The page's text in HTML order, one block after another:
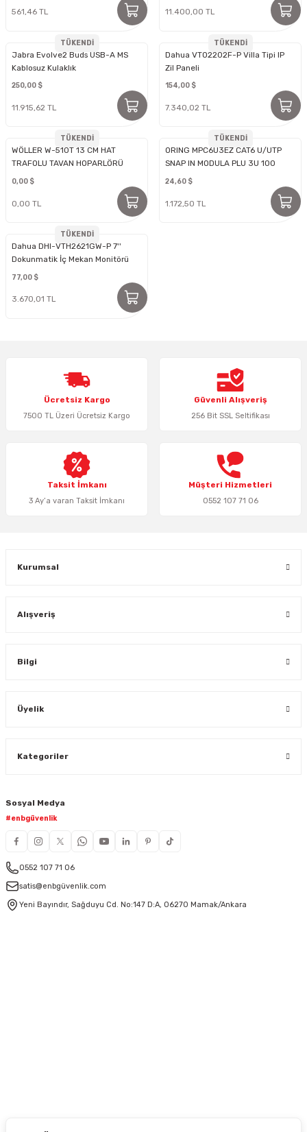
561,46 TL 11.400,00 TL
TÜKENDİ
Jabra Evolve2 Buds USB-A MS
Kablosuz Kulaklık
250,00 $
11.915,62 TL
TÜKENDİ
Dahua VTO2202F-P Villa Tipi IP
Zil Paneli
154,00 $
7.340,02 TL
TÜKENDİ
WÖLLER W-510T 13 CM HAT
TRAFOLU TAVAN HOPARLÖRÜ
0,00 $
0,00 TL
TÜKENDİ
ORING MPC6U3EZ CAT6 U/UTP
SNAP IN MODULA PLU 3U 100
LÜ KUTU
24,60 $
1.172,50 TL
TÜKENDİ
Dahua DHI-VTH2621GW-P 7''
Dokunmatik İç Mekan Monitörü
77,00 $
3.670,01 TL
Ücretsiz Kargo
7500 TL Üzeri Ücretsiz Kargo
Güvenli Alışveriş
256 Bit SSL Seltifikası
Taksit İmkanı
3 Ay’a varan Taksit İmkanı
Müşteri Hizmetleri
0552 107 71 06
Kurumsal
Alışveriş
Bilgi
Üyelik
Kategoriler
Sosyal Medya
#enbgüvenlik
0552 107 71 06
satis@enbgüvenlik.com
Yeni Bayındır, Sağduyu Cd. No:147 D:A, 06270 Mamak/Ankara